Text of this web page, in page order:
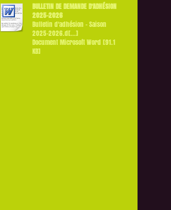
BULLETIN DE DEMANDE D'ADHÉSION
2025-2026
Bulletin d'adhésion - Saison
2025-2026.d[...]
Document Microsoft Word [91.1
KB]